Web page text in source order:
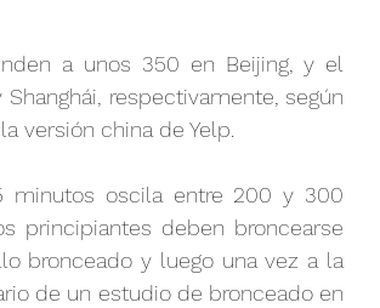
a unos 350 en Beijing, y el
respectivamente, según
versión china de Yelp.
minutos oscila entre 200 y 300
principiantes deben broncearse
bronceado y luego una vez a la
de un estudio de bronceado en